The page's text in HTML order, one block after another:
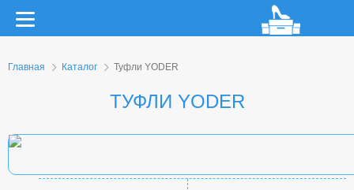
Главная Каталог Туфли YODER
ТУФЛИ YODER